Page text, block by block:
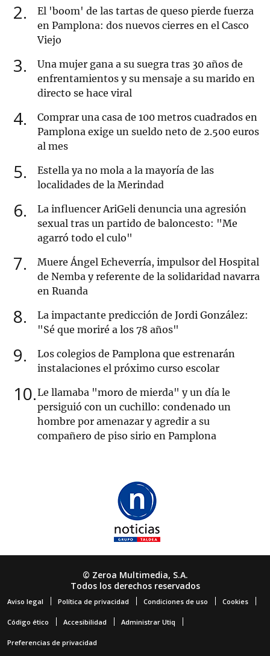
2
El 'boom' de las tartas de queso pierde fuerza
en Pamplona: dos nuevos cierres en el Casco
Viejo
3
Una mujer gana a su suegra tras 30 años de
enfrentamientos y su mensaje a su marido en
directo se hace viral
4
Comprar una casa de 100 metros cuadrados en
Pamplona exige un sueldo neto de 2.500 euros
al mes
5
Estella ya no mola a la mayoría de las
localidades de la Merindad
6
La influencer AriGeli denuncia una agresión
sexual tras un partido de baloncesto: "Me
agarró todo el culo"
7
Muere Ángel Echeverría, impulsor del Hospital
de Nemba y referente de la solidaridad navarra
en Ruanda
8
La impactante predicción de Jordi González:
"Sé que moriré a los 78 años"
9
Los colegios de Pamplona que estrenarán
instalaciones el próximo curso escolar
10 Le llamaba "moro de mierda" y un día le
persiguió con un cuchillo: condenado un
hombre por amenazar y agredir a su
compañero de piso sirio en Pamplona
© Zeroa Multimedia, S.A.
Todos los derechos reservados
Aviso legal Política de privacidad Condiciones de uso Cookies
Código ético Accesibilidad Administrar Utiq
Preferencias de privacidad